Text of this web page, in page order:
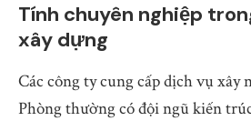
Tính chuyên nghiệp
xây dựng
Các công ty cung cấp dịch vụ xây
Phòng thường có đội ngũ kiến